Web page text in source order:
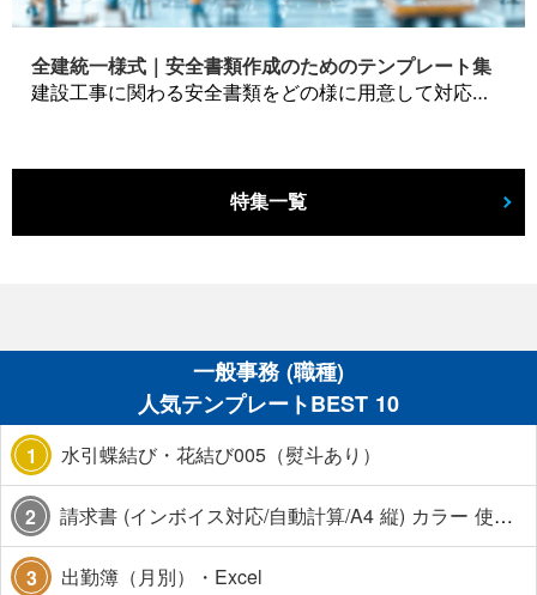
全建統一様式｜安全書類作成のためのテンプレート集
建設工事に関わる安全書類をどの様に用意して対応するか？関連書式テンプレートから書き方の注意点などの役立つコラムをbizoceanがお届けします。
特集一覧
一般事務 (職種)
人気テンプレートBEST 10
1 水引蝶結び・花結び005（熨斗あり）
2 請求書 (インボイス対応/自動計算/A4 縦) カラー 使い方解説あり
3 出勤簿（月別）・Excel